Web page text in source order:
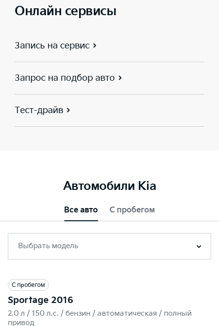
Онлайн сервисы
Запись на сервис
Запрос на подбор авто
Тест-драйв
Автомобили Kia
Все авто С пробегом
Выбрать модель
С пробегом
Sportage 2016
2.0 л / 150 л.c. / бензин / автоматическая / полный
привод